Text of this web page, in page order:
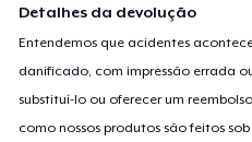
Detalhes da devolução
Entendemos que acidentes
danificado, com impressão errada
substituí-lo ou oferecer um
como nossos produtos são feitos